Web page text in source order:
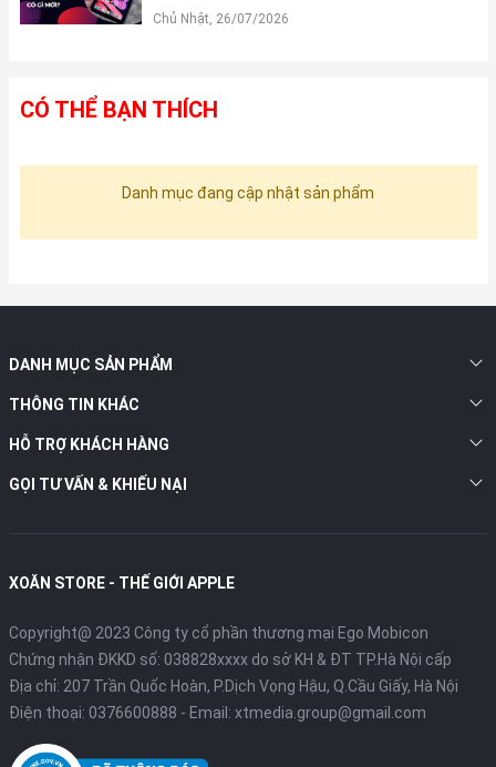
Chủ Nhật, 26/07/2026
CÓ THỂ BẠN THÍCH
Danh mục đang cập nhật sản phẩm
DANH MỤC SẢN PHẨM
THÔNG TIN KHÁC
HỖ TRỢ KHÁCH HÀNG
GỌI TƯ VẤN & KHIẾU NẠI
XOĂN STORE - THẾ GIỚI APPLE
Copyright@ 2023 Công ty cổ phần thương mại Ego Mobicon
Chứng nhận ĐKKD số: 038828xxxx do sở KH & ĐT TP.Hà Nội cấp
Địa chỉ: 207 Trần Quốc Hoàn, P.Dịch Vọng Hậu, Q.Cầu Giấy, Hà Nội
Điện thoại: 0376600888 - Email: xtmedia.group@gmail.com